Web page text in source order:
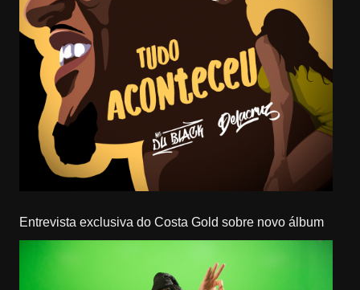
Entrevista exclusiva do Costa Gold sobre novo álbum